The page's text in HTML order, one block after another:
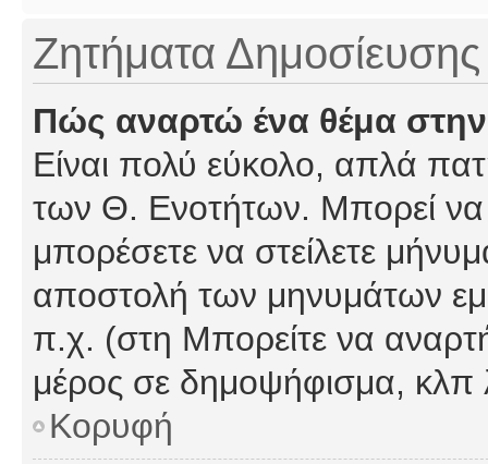
Ζητήματα Δημοσίευσης
Πώς αναρτώ ένα θέμα
Είναι πολύ εύκολο, απλά
των Θ. Ενοτήτων. Μπορεί να
μπορέσετε να στείλετε
αποστολή των μηνυμάτων
π.χ. (στη Μπορείτε να
μέρος σε δημοψήφισμα, κλπ
Κορυφή